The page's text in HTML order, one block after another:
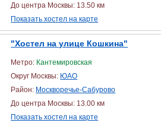
До центра Москвы: 13.50 км
Показать хостел на карте
"Хостел на улице Кошкина"
Метро: Кантемировская
Округ Москвы: ЮАО
Район: Москворечье-Сабурово
До центра Москвы: 13.00 км
Показать хостел на карте